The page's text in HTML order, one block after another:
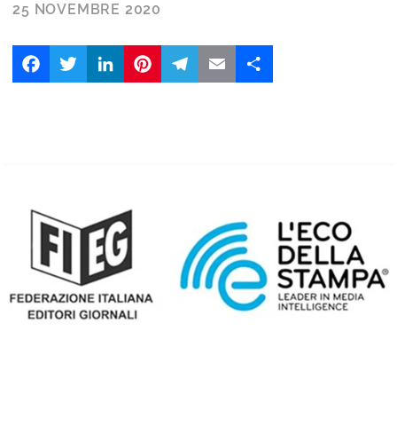
25 NOVEMBRE 2020
FacebookTwitter LinkedIn